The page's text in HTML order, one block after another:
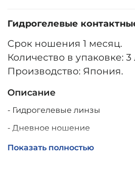
Гидрогелевые
Срок ношения 1 месяц.
Количество в упаковке:
Производство: Япония.
Описание
- Гидрогелевые линзы
- Дневное ношение
- Замена через 30 дней
Показать полностью